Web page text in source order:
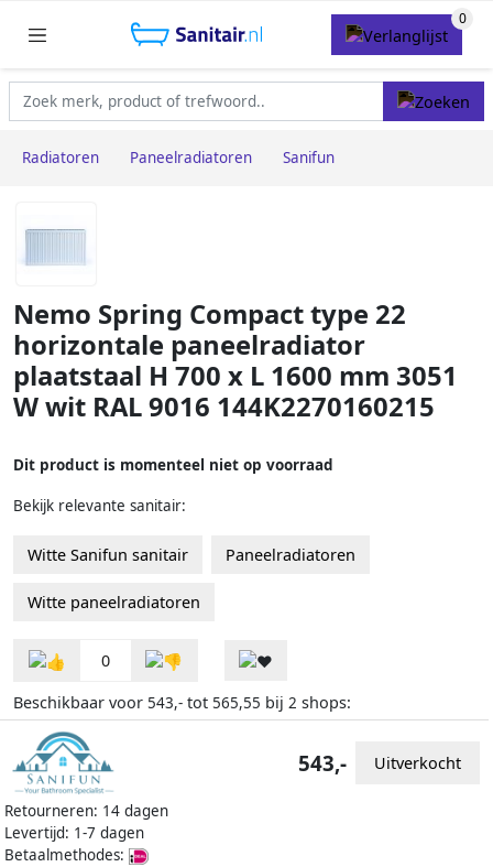
Radiatoren Paneelradiatoren Sanifun
Nemo Spring Compact type 22
horizontale paneelradiator
plaatstaal H 700 x L 1600 mm 3051
W wit RAL 9016 144K2270160215
Dit product is momenteel niet op voorraad
Bekijk relevante sanitair:
Witte Sanifun sanitair Paneelradiatoren
Witte paneelradiatoren
0
Beschikbaar voor 543,- tot 565,55 bij 2 shops:
Retourneren: 14 dagen
Levertijd: 1-7 dagen
Betaalmethodes:
543,- Uitverkocht